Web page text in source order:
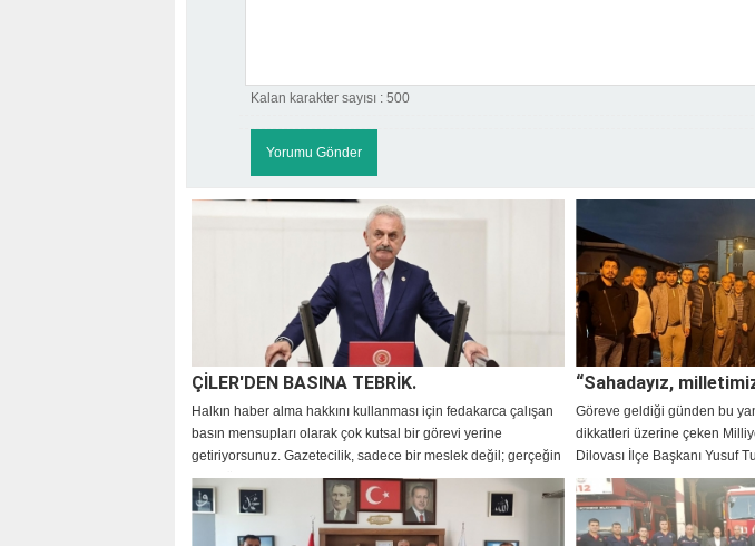
Kalan karakter sayısı : 500
ÇİLER'DEN BASINA TEBRİK.
Halkın haber alma hakkını kullanması için fedakarca çalışan
basın mensupları olarak çok kutsal bir görevi yerine
getiriyorsunuz. Gazetecilik, sadece bir meslek değil; gerçeğin
izini sürmek, topluma ışık tutmak ve demokrasiyi yaşatmak
adına büyük bir sorumluluktur.
“Sahadayız,
Göreve geldiği günden bu
dikkatleri üzerine çeken
Dilovası İlçe Başkanı Yusuf
Mahallesi’nde hem muhtarı
ziyaret ederek çalışmalarını
KOÇ BOĞA